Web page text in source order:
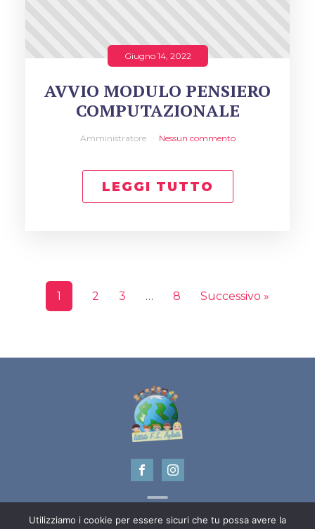
Giugno 14, 2022
AVVIO MODULO PENSIERO
COMPUTAZIONALE
Amministratore Nessun commento
LEGGI TUTTO
1 2 3 … 8 Successivo »
Utilizziamo i cookie per essere sicuri che tu possa avere la